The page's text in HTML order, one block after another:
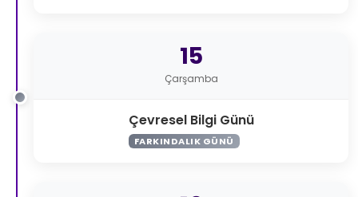
15
Çarşamba
Çevresel Bilgi Günü
FARKINDALIK GÜNÜ